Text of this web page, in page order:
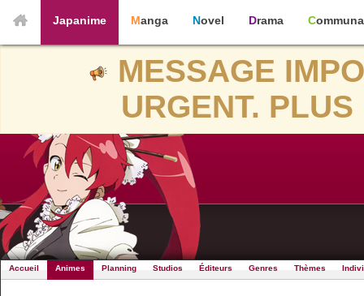
Japanime Manga Novel Drama
MESSAGE
URGENT.
Accueil Animes Planning Studios Éditeurs Genres Thèmes